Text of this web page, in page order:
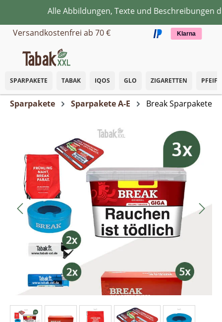
Zum Hauptinhalt springen
Alle Abbildungen, Texte und Beschreibungen
Versandkostenfrei ab 70 €
Klarna
SPARPAKETE TABAK IQOS GLO ZIGARETTEN
Sparpakete Sparpakete A-E Break Sparpakete